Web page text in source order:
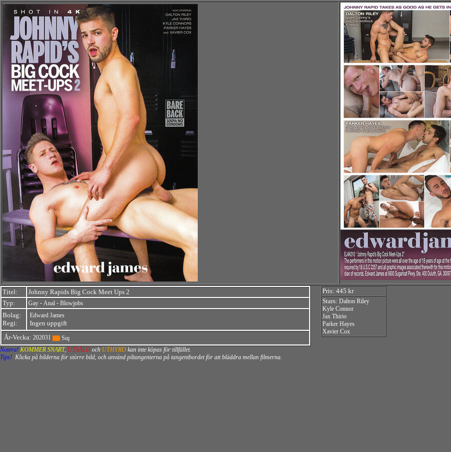
Titel:
Johnny Rapids Big Cock Meet Ups 2
Typ:
Gay - Anal - Blowjobs
Bolag:
Regi:
Edward James
Ingen uppgift
År-Vecka: 202031
Pris: 445 kr
Stars: Dalton Riley
Kyle Connor
Jax Thirio
Parker Hayes
Xavier Cox
Notera! KOMMER SNART, UTSÅLD och UTHYRD kan inte köpas för tillfället.
Tips! Klicka på bilderna för större bild, och använd piltangenterna på tangentbordet för att bläddra mellan filmerna.